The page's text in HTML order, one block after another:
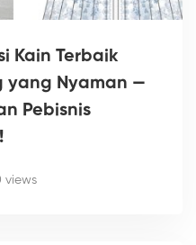
Kain Terbaik
yang Nyaman —
Pebisnis
views